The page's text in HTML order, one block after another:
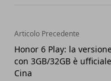
Articolo Precedente
Honor 6 Play: la
con 3GB/32GB è
Cina